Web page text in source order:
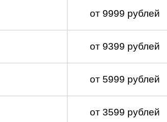
от 9999 рублей
от 9399 рублей
от 5999 рублей
от 3599 рублей